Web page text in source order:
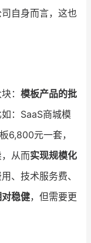
自身而言，这也
： 模板产品的批
：SaaS商城模
6,800元一套，
从而实现规模化
、技术服务费、
稳健，但需要更